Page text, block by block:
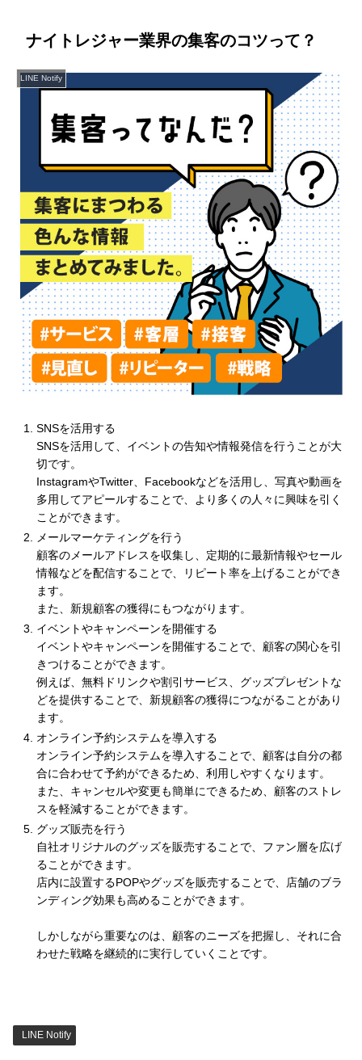
ナイトレジャー業界の集客のコツって？
LINE Notify
SNSを活用する
SNSを活用して、イベントの告知や情報発信を行うことが大
切です。
InstagramやTwitter、Facebookなどを活用し、写真や動画を
多用してアピールすることで、より多くの人々に興味を引く
ことができます。
メールマーケティングを行う
顧客のメールアドレスを収集し、定期的に最新情報やセール
情報などを配信することで、リピート率を上げることができ
ます。
また、新規顧客の獲得にもつながります。
イベントやキャンペーンを開催する
イベントやキャンペーンを開催することで、顧客の関心を引
きつけることができます。
例えば、無料ドリンクや割引サービス、グッズプレゼントな
どを提供することで、新規顧客の獲得につながることがあり
ます。
オンライン予約システムを導入する
オンライン予約システムを導入することで、顧客は自分の都
合に合わせて予約ができるため、利用しやすくなります。
また、キャンセルや変更も簡単にできるため、顧客のストレ
スを軽減することができます。
グッズ販売を行う
自社オリジナルのグッズを販売することで、ファン層を広げ
ることができます。
店内に設置するPOPやグッズを販売することで、店舗のブラ
ンディング効果も高めることができます。
しかしながら重要なのは、顧客のニーズを把握し、それに合
わせた戦略を継続的に実行していくことです。
LINE Notify